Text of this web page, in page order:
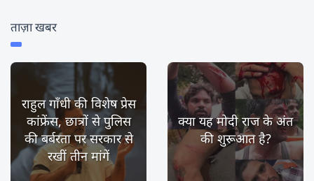
ताज़ा खबर
राहुल गाँधी की विशेष प्रेस
कांफ्रेंस, छात्रों से पुलिस
की बर्बरता पर सरकार से
रखीं तीन मांगें
क्या यह मोदी राज के अंत
की शुरूआत है?